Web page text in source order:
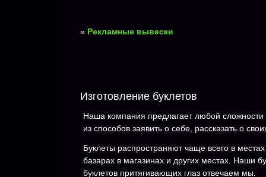
« Рекламные вывески
Изготовление буклетов
Наша компания предлагает любой сложности
из способов заявить о себе, рассказать о
Буклеты распространяют чаще всего в
базарах в магазинах и других местах. Наши
буклетов притягивающих глаз отвечаем мы.